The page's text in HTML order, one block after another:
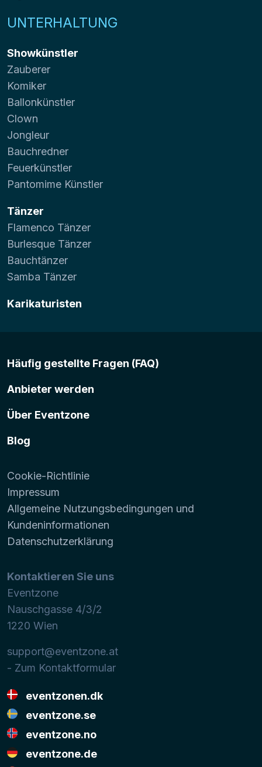
UNTERHALTUNG
Showkünstler
Zauberer
Komiker
Ballonkünstler
Clown
Jongleur
Bauchredner
Feuerkünstler
Pantomime Künstler
Tänzer
Flamenco Tänzer
Burlesque Tänzer
Bauchtänzer
Samba Tänzer
Karikaturisten
Häufig gestellte Fragen (FAQ)
Anbieter werden
Über Eventzone
Blog
Cookie-Richtlinie
Impressum
Allgemeine Nutzungsbedingungen und
Kundeninformationen
Datenschutzerklärung
Kontaktieren Sie uns
Eventzone
Nauschgasse 4/3/2
1220 Wien
support@eventzone.at
- Zum Kontaktformular
eventzonen.dk
eventzone.se
eventzone.no
eventzone.de